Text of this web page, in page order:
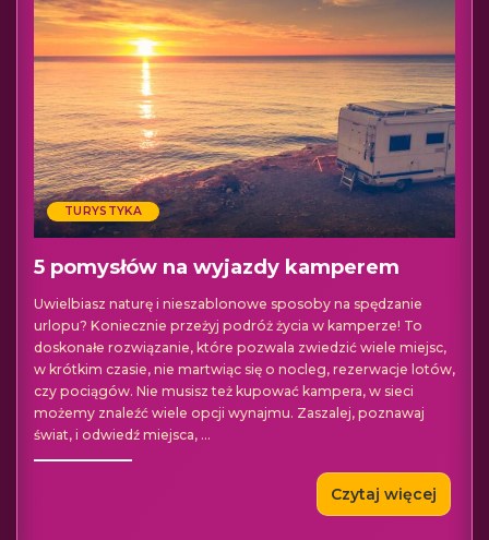
TURYSTYKA
5 pomysłów na wyjazdy kamperem
Uwielbiasz naturę i nieszablonowe sposoby na spędzanie
urlopu? Koniecznie przeżyj podróż życia w kamperze! To
doskonałe rozwiązanie, które pozwala zwiedzić wiele miejsc,
w krótkim czasie, nie martwiąc się o nocleg, rezerwacje lotów,
czy pociągów. Nie musisz też kupować kampera, w sieci
możemy znaleźć wiele opcji wynajmu. Zaszalej, poznawaj
świat, i odwiedź miejsca, ...
Czytaj więcej